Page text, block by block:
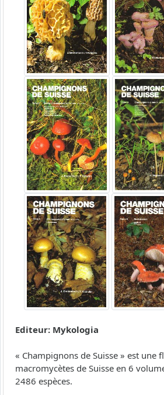
Editeur: Mykologia
« Champignons de Suisse » est une
macromycètes de Suisse en 6
2486 espèces.